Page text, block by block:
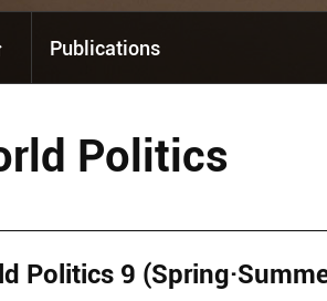
Publications
Politics
Politics 9